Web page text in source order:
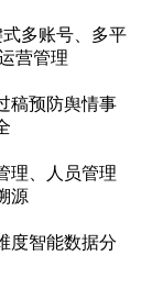
多账号、多平
营管理
稿预防舆情事
理、人员管理
源
度智能数据分